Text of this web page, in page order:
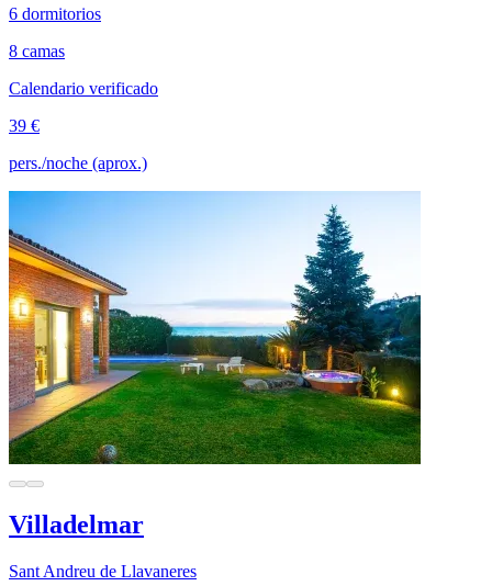
6 dormitorios
8 camas
Calendario verificado
39 €
pers./noche (aprox.)
Villadelmar
Sant Andreu de Llavaneres